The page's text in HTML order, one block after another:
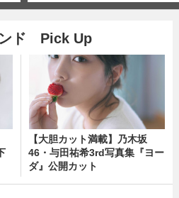
ンド Pick Up
【大胆カット満載】乃木坂
46・与田祐希3rd写真集『ヨー
ダ』公開カット